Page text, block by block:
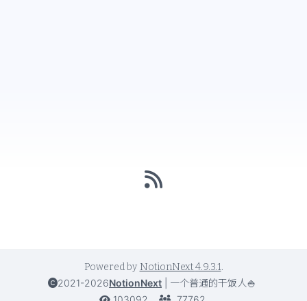
Powered by NotionNext4.9.3.1.
2021-2026NotionNext
一个普通的干饭人🍚